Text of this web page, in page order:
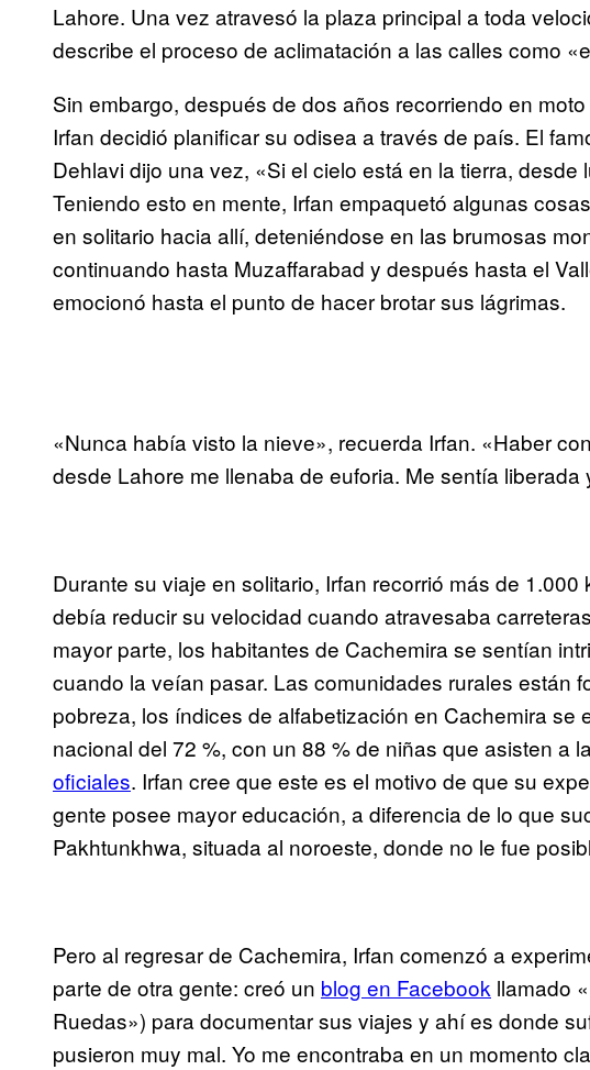
Lahore. Una vez atravesó la plaza principal a toda
describe el proceso de aclimatación a las calles como
Sin embargo, después de dos años recorriendo en
Irfan decidió planificar su odisea a través de país. El
Dehlavi dijo una vez, «Si el cielo está en la tierra,
Teniendo esto en mente, Irfan empaquetó algunas
en solitario hacia allí, deteniéndose en las brumosas
continuando hasta Muzaffarabad y después hasta el
emocionó hasta el punto de hacer brotar sus lágrimas.
«Nunca había visto la nieve», recuerda Irfan. «Haber
desde Lahore me llenaba de euforia. Me sentía
Durante su viaje en solitario, Irfan recorrió más de
debía reducir su velocidad cuando atravesaba
mayor parte, los habitantes de Cachemira se sentían
cuando la veían pasar. Las comunidades rurales están
pobreza, los índices de alfabetización en Cachemira se
nacional del 72 %, con un 88 % de niñas que asisten a
oficiales. Irfan cree que este es el motivo de que su
gente posee mayor educación, a diferencia de lo que
Pakhtunkhwa, situada al noroeste, donde no le fue
Pero al regresar de Cachemira, Irfan comenzó a
parte de otra gente: creó un blog en Facebook llamado
Ruedas») para documentar sus viajes y ahí es donde
pusieron muy mal. Yo me encontraba en un momento